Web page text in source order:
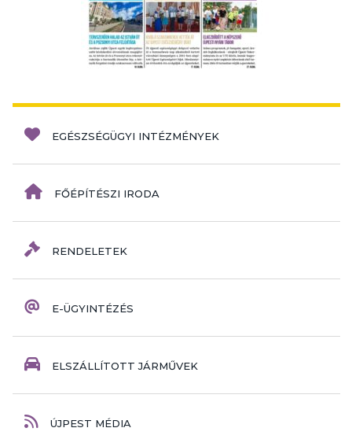
EGÉSZSÉGÜGYI INTÉZMÉNYEK
FŐÉPÍTÉSZI IRODA
RENDELETEK
E-ÜGYINTÉZÉS
ELSZÁLLÍTOTT JÁRMŰVEK
ÚJPEST MÉDIA